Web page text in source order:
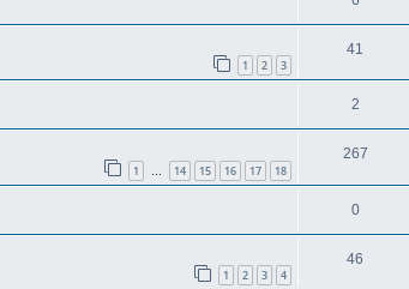
1 2 3
41
2
1 … 14 15 16 17 18
267
0
1 2 3 4
46